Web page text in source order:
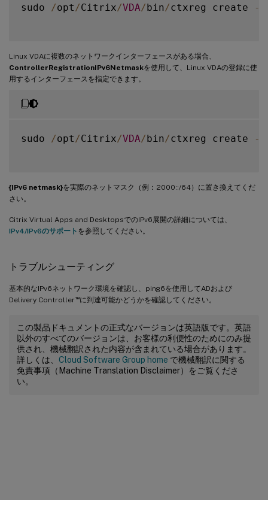
sudo /opt /Citrix/VDA/bin/ctxreg create -
Linux VDAに複数のネットワークインターフェースがある場合、
ControllerRegistrationIPv6Netmaskを使用して、Linux VDAの登録に使
用するインターフェースを指定できます。
sudo /opt /Citrix/VDA/bin/ctxreg create -
{IPv6 netmask}を実際のネットマスク（例：2000::/64）に置き換えてくだ
さい。
Citrix Virtual Apps and DesktopsでのIPv6展開の詳細については、
IPv4/IPv6のサポート を参照してください。
トラブルシューティング
基本的なIPv6ネットワーク環境を確認し、ping6を使用してADおよび
Delivery Controller™に到達可能かどうかを確認してください。
この製品ドキュメントの正式なバージョンは英語版です。英語
以外のすべてのバージョンは、お客様の利便性のためにのみ提
供され、機械翻訳された内容が含まれている場合があります。
詳しくは、 Cloud Software Group home で機械翻訳に関する
免責事項（Machine Translation Disclaimer）をご覧くださ
い。